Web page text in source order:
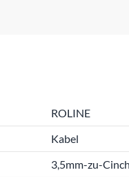
ROLINE
Kabel
3,5mm-zu-